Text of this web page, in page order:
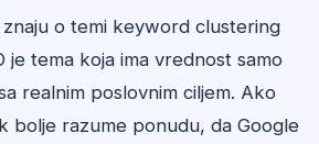
o temi keyword clustering
je tema koja ima vrednost samo
realnim poslovnim ciljem. Ako
bolje razume ponudu, da Google